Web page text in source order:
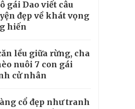
gái Dao viết câu
đẹp về khát vọng
hiến
lều giữa rừng, cha
nuôi 7 con gái
cử nhân
cổ đẹp như tranh